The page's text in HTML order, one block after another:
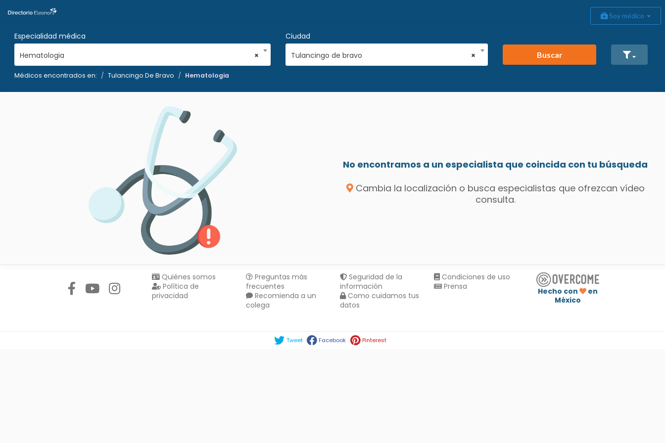
Soy médico
Especialidad médica
×
Hematologia
Ciudad
×
Tulancingo de bravo Buscar
Médicos encontrados en: Tulancingo De Bravo Hematologia
No encontramos a un especialista que coincida con tu búsqueda
Cambia la localización o busca especialistas que ofrezcan vídeo
consulta.
Quiénes somos
Política de
privacidad
Preguntas más
frecuentes
Recomienda a un
colega
Seguridad de la
información
Como cuidamos tus
datos
Condiciones de uso
Prensa
Hecho con
en
México
Tweet Facebook Pinterest